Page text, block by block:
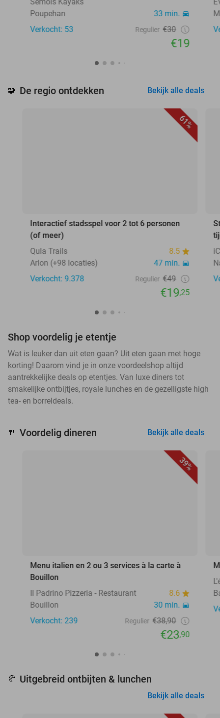
Poupehan
33 min.
Verkocht: 53
Regulier €30
€19
🧩 De regio ontdekken Bekijk alle deals
61%
Interactief stadsspel voor 2 tot 6 personen
(of meer)
Qula Trails
8.5
Arlon (+98 locaties)
47 min.
Verkocht: 9.378
Regulier €49
€19,25
Shop voordelig je etentje
Wat is leuker dan uit eten gaan? Uit eten gaan met hoge
korting! Daarom vind je in onze voordeelshop altijd
aantrekkelijke deals op etentjes. Van luxe diners tot
smakelijke ontbijtjes, royale lunches en de gezelligste high
tea- en borreldeals.
🍴 Voordelig dineren Bekijk alle deals
39%
Menu italien en 2 ou 3 services à la carte à
Bouillon
Il Padrino Pizzeria - Restaurant
8.6
Bouillon
30 min.
Verkocht: 239
Regulier €38,90
€23,90
🥐 Uitgebreid ontbijten & lunchen
Bekijk alle deals